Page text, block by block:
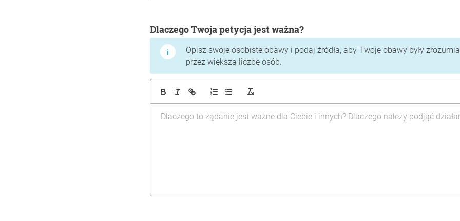
Dlaczego Twoja petycja jest ważna?
Opisz swoje osobiste obawy i podaj źródła, aby Twoje obawy były
przez większą liczbę osób.